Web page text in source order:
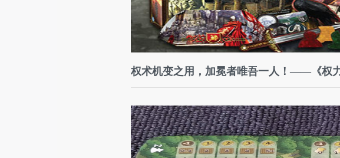
权术机变之用，加冕者唯吾一人！——《权